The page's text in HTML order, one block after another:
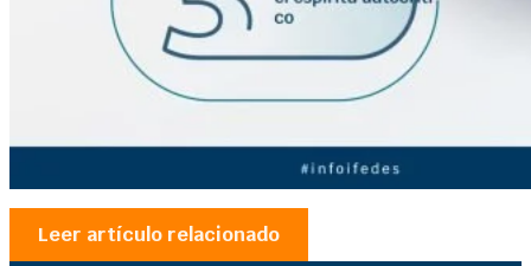
Leer artículo relacionado